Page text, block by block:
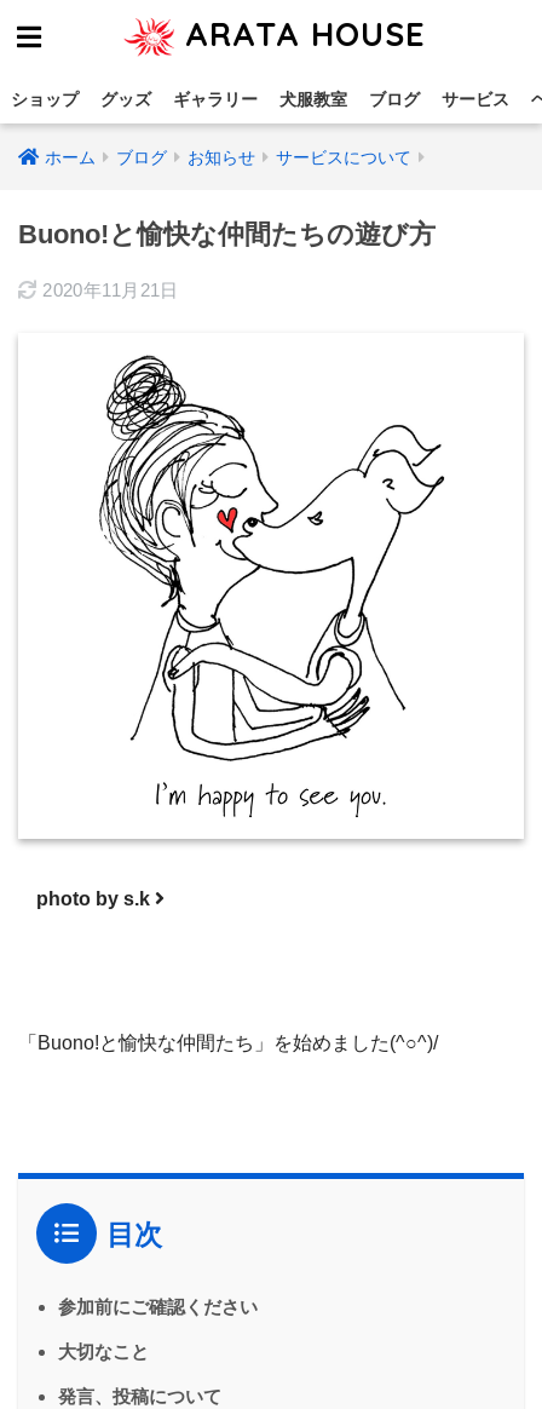
ARATA HOUSE
ショップ グッズ ギャラリー 犬服教室 ブログ サービス
ホーム ブログ お知らせ サービスについて
Buono!と愉快な仲間たちの遊び方
2020年11月21日
photo by s.k
「Buono!と愉快な仲間たち」を始めました(^○^)/
目次
参加前にご確認ください
大切なこと
発言、投稿について